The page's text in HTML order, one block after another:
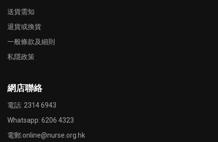
送貨需知
退貨或換貨
一般條款及細則
私隱政策
網店聯絡
電話: 2314 6943
Whatsapp: 6206 4323
電郵:online@nurse.org.hk